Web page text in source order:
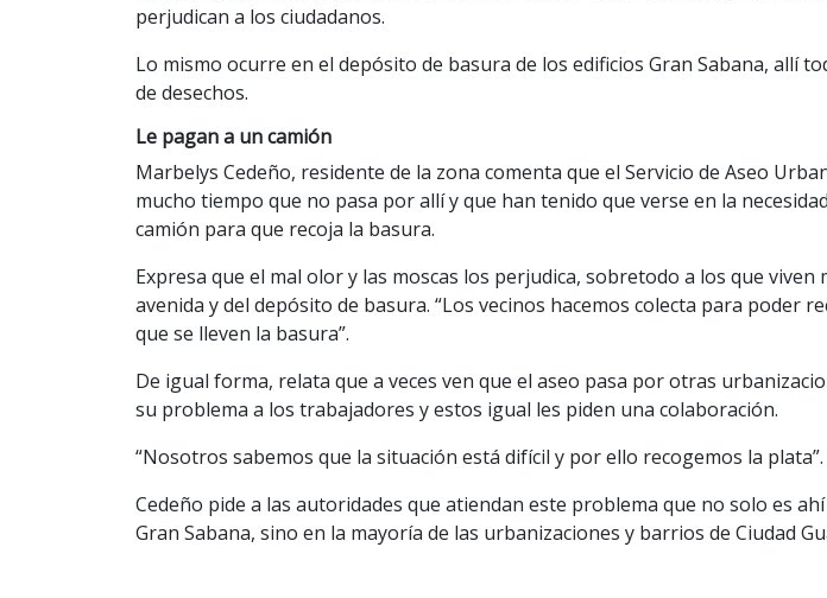
perjudican a los ciudadanos.
Lo mismo ocurre en el depósito de basura de los edificios Gran Sabana, allí
de desechos.
Le pagan a un camión
Marbelys Cedeño, residente de la zona comenta que el Servicio de Aseo
mucho tiempo que no pasa por allí y que han tenido que verse en la
camión para que recoja la basura.
Expresa que el mal olor y las moscas los perjudica, sobretodo a los que viven
avenida y del depósito de basura. “Los vecinos hacemos colecta para poder
que se lleven la basura”.
De igual forma, relata que a veces ven que el aseo pasa por otras
su problema a los trabajadores y estos igual les piden una colaboración.
“Nosotros sabemos que la situación está difícil y por ello recogemos la plata”.
Cedeño pide a las autoridades que atiendan este problema que no solo es
Gran Sabana, sino en la mayoría de las urbanizaciones y barrios de Ciudad